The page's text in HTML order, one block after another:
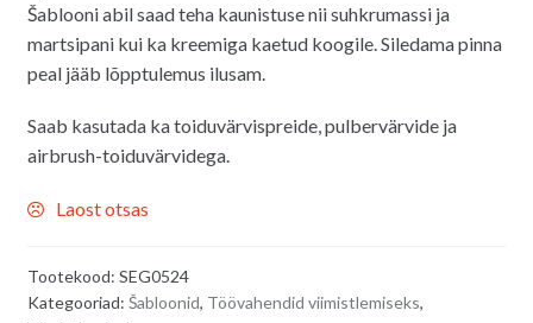
Šablooni abil saad teha kaunistuse nii suhkrumassi ja
martsipani kui ka kreemiga kaetud koogile. Siledama pinna
peal jääb lõpptulemus ilusam.
Saab kasutada ka toiduvärvispreide, pulbervärvide ja
airbrush-toiduvärvidega.
Laost otsas
Tootekood: SEG0524
Kategooriad: Šabloonid, Töövahendid viimistlemiseks,